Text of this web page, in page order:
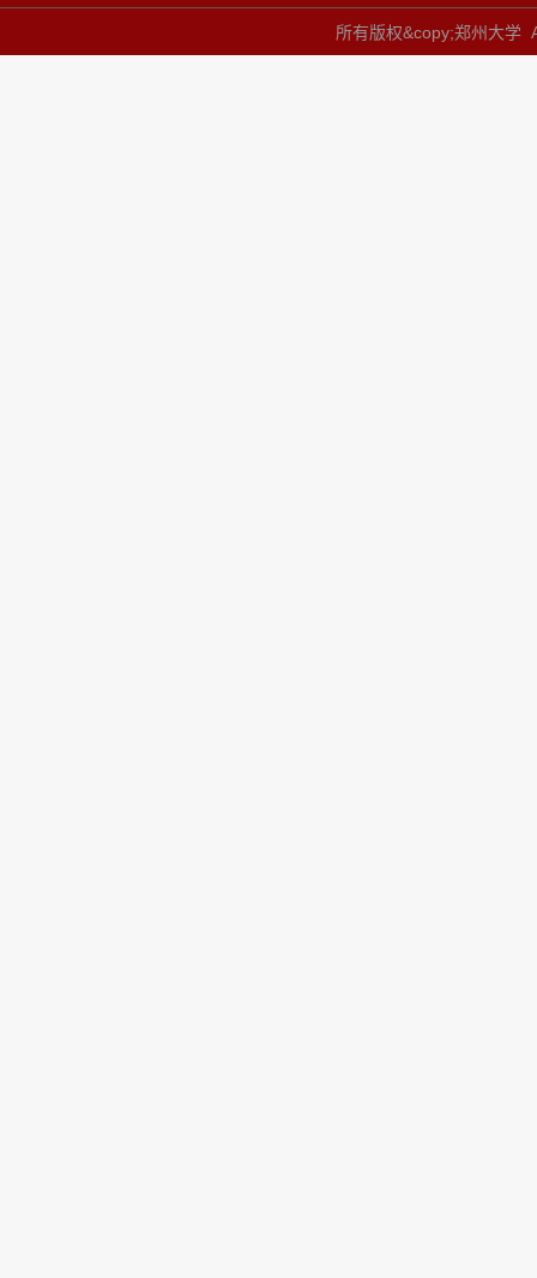
所有版权&copy;郑州大学